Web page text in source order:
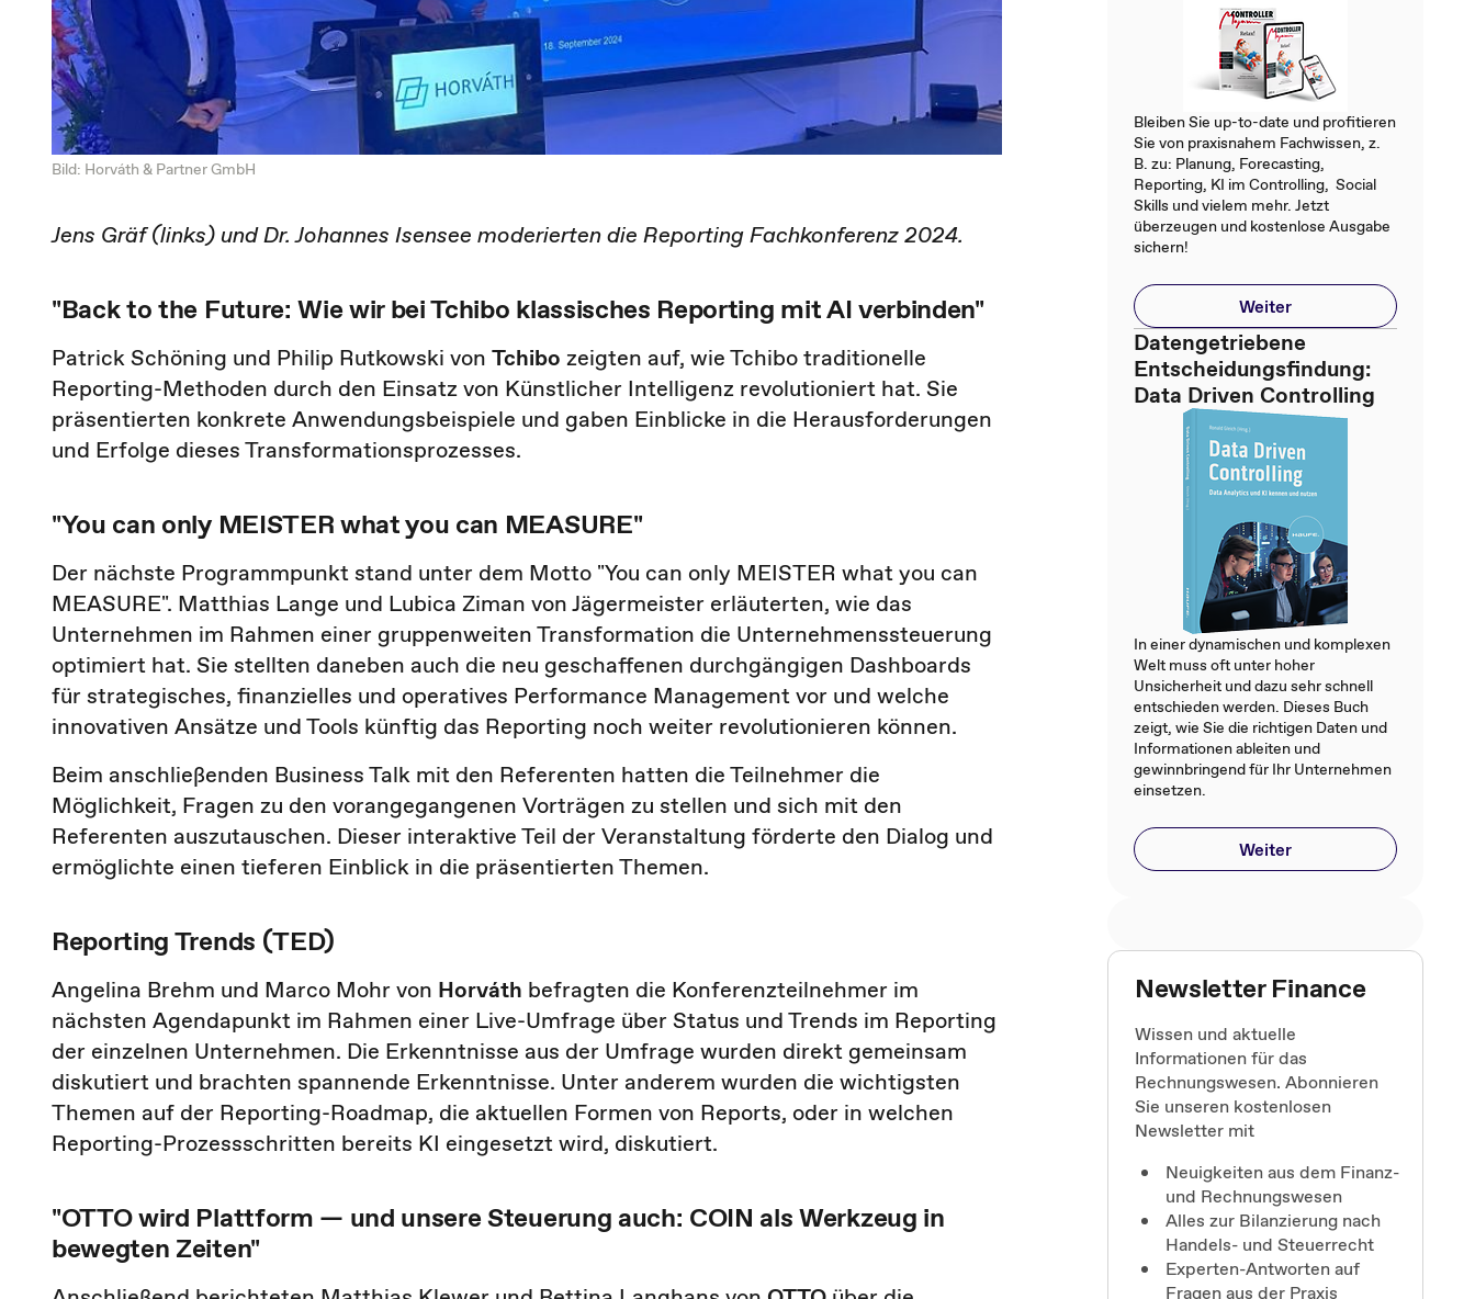
Bild: Horváth & Partner GmbH
Jens Gräf (links) und Dr. Johannes Isensee moderierten die Reporting Fachkonferenz 2024.
"Back to the Future: Wie wir bei Tchibo klassisches Reporting mit AI verbinden"
Patrick Schöning und Philip Rutkowski von Tchibo zeigten auf, wie Tchibo traditionelle
Reporting-Methoden durch den Einsatz von Künstlicher Intelligenz revolutioniert hat. Sie
präsentierten konkrete Anwendungsbeispiele und gaben Einblicke in die Herausforderungen
und Erfolge dieses Transformationsprozesses.
"You can only MEISTER what you can MEASURE"
Der nächste Programmpunkt stand unter dem Motto "You can only MEISTER what you can
MEASURE". Matthias Lange und Lubica Ziman von Jägermeister erläuterten, wie das
Unternehmen im Rahmen einer gruppenweiten Transformation die Unternehmenssteuerung
optimiert hat. Sie stellten daneben auch die neu geschaffenen durchgängigen Dashboards
für strategisches, finanzielles und operatives Performance Management vor und welche
innovativen Ansätze und Tools künftig das Reporting noch weiter revolutionieren können.
Beim anschließenden Business Talk mit den Referenten hatten die Teilnehmer die
Möglichkeit, Fragen zu den vorangegangenen Vorträgen zu stellen und sich mit den
Referenten auszutauschen. Dieser interaktive Teil der Veranstaltung förderte den Dialog und
ermöglichte einen tieferen Einblick in die präsentierten Themen.
Reporting Trends (TED)
Angelina Brehm und Marco Mohr von Horváth befragten die Konferenzteilnehmer im
nächsten Agendapunkt im Rahmen einer Live-Umfrage über Status und Trends im Reporting
der einzelnen Unternehmen. Die Erkenntnisse aus der Umfrage wurden direkt gemeinsam
diskutiert und brachten spannende Erkenntnisse. Unter anderem wurden die wichtigsten
Themen auf der Reporting-Roadmap, die aktuellen Formen von Reports, oder in welchen
Reporting-Prozessschritten bereits KI eingesetzt wird, diskutiert.
"OTTO wird Plattform — und unsere Steuerung auch: COIN als Werkzeug in
bewegten Zeiten"
Bleiben Sie up-to-date und profitieren
Sie von praxisnahem Fachwissen, z.
B. zu: Planung, Forecasting,
Reporting, KI im Controlling, Social
Skills und vielem mehr. Jetzt
überzeugen und kostenlose Ausgabe
sichern!
Weiter
Datengetriebene
Entscheidungsfindung:
Data Driven Controlling
In einer dynamischen und komplexen
Welt muss oft unter hoher
Unsicherheit und dazu sehr schnell
entschieden werden. Dieses Buch
zeigt, wie Sie die richtigen Daten und
Informationen ableiten und
gewinnbringend für Ihr Unternehmen
einsetzen.
Weiter
Newsletter Finance
Wissen und aktuelle
Informationen für das
Rechnungswesen. Abonnieren
Sie unseren kostenlosen
Newsletter mit
Neuigkeiten aus dem Finanz-
und Rechnungswesen
Alles zur Bilanzierung nach
Handels- und Steuerrecht
Experten-Antworten auf
Fragen aus der Praxis